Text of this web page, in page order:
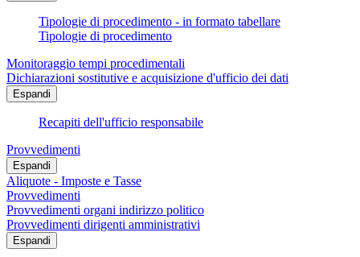
Tipologie di procedimento - in formato tabellare
Tipologie di procedimento
Monitoraggio tempi procedimentali
Dichiarazioni sostitutive e acquisizione d'ufficio dei dati
Espandi
Recapiti dell'ufficio responsabile
Provvedimenti
Espandi
Aliquote - Imposte e Tasse
Provvedimenti
Provvedimenti organi indirizzo politico
Provvedimenti dirigenti amministrativi
Espandi